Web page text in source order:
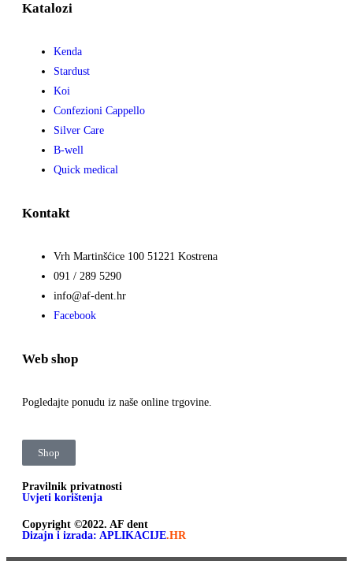
Katalozi
Kenda
Stardust
Koi
Confezioni Cappello
Silver Care
B-well
Quick medical
Kontakt
Vrh Martinšćice 100 51221 Kostrena
091 / 289 5290
info@af-dent.hr
Facebook
Web shop
Pogledajte ponudu iz naše online trgovine.
Shop
Pravilnik privatnosti
Uvjeti korištenja
Copyright ©2022. AF dent
Dizajn i izrada: APLIKACIJE.HR